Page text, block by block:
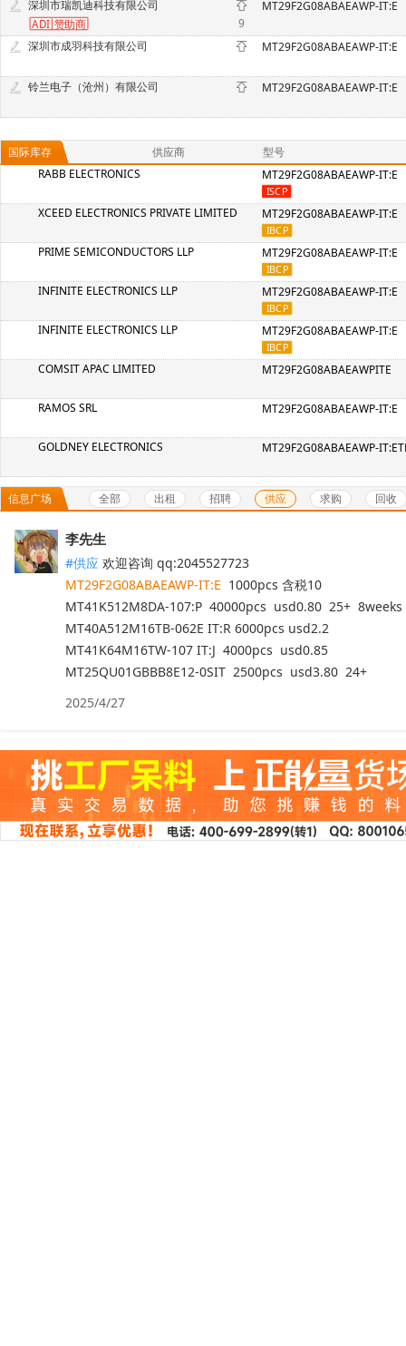
深圳市瑞凯迪科技有限公司
ADI 赞助商 9
MT29F2G08ABAEAWP-IT:E
深圳市成羽科技有限公司 MT29F2G08ABAEAWP-IT:E
铃兰电子（沧州）有限公司 MT29F2G08ABAEAWP-IT:E
国际库存 供应商
型号
RABB ELECTRONICS
MT29F2G08ABAEAWP-IT:E
XCEED ELECTRONICS PRIVATE LIMITED MT29F2G08ABAEAWP-IT:E
PRIME SEMICONDUCTORS LLP MT29F2G08ABAEAWP-IT:E
INFINITE ELECTRONICS LLP MT29F2G08ABAEAWP-IT:E
INFINITE ELECTRONICS LLP MT29F2G08ABAEAWP-IT:E
COMSIT APAC LIMITED MT29F2G08ABAEAWPITE
RAMOS SRL MT29F2G08ABAEAWP-IT:E
GOLDNEY ELECTRONICS MT29F2G08ABAEAWP-
信息广场 全部 出租 招聘 供应 求购 回收
李先生
#供应
MT29F2G08ABAEAWP-IT:E
  1000pcs 含税10
MT41K512M8DA-107:P  40000pcs  usd0.80  25+  8weeks
MT40A512M16TB-062E IT:R 6000pcs usd2.2
MT41K64M16TW-107 IT:J  4000pcs  usd0.85
MT25QU01GBBB8E12-0SIT  2500pcs  usd3.80  24+
2025/4/27